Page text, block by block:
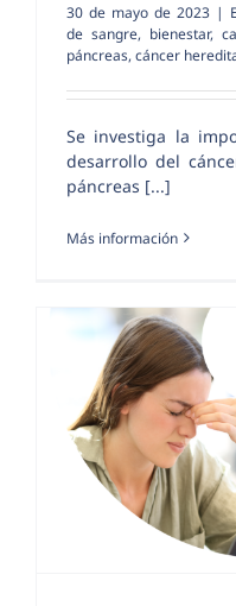
30 de mayo de 2023 |
de sangre, bienestar,
páncreas, cáncer
Se investiga la
desarrollo del
páncreas [...]
Más información